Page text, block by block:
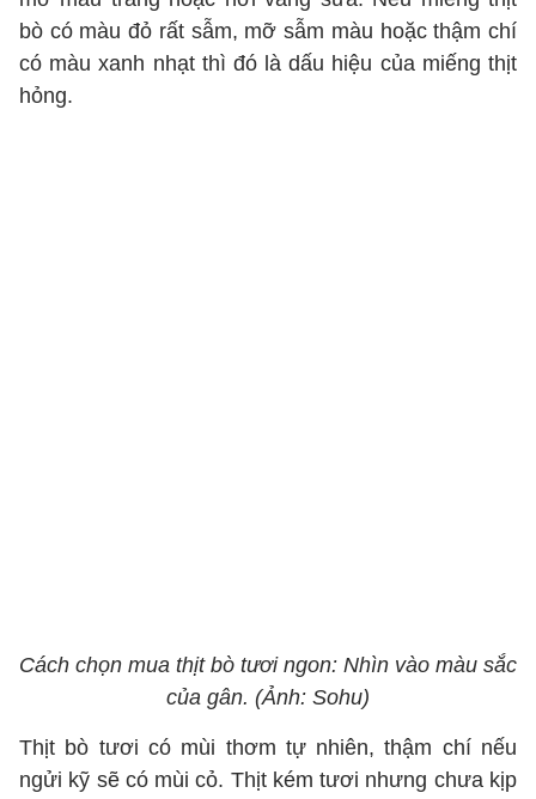
bò có màu đỏ rất sẫm, mỡ sẫm màu hoặc thậm chí
có màu xanh nhạt thì đó là dấu hiệu của miếng thịt
hỏng.
Cách chọn mua thịt bò tươi ngon: Nhìn vào màu sắc
của gân. (Ảnh: Sohu)
Thịt bò tươi có mùi thơm tự nhiên, thậm chí nếu
ngửi kỹ sẽ có mùi cỏ. Thịt kém tươi nhưng chưa kịp